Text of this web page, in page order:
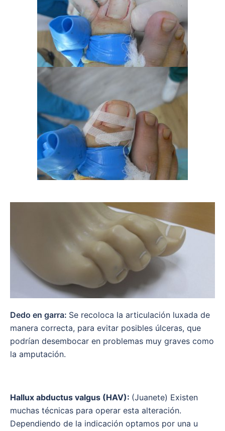
Dedo en garra: Se recoloca la articulación luxada de
manera correcta, para evitar posibles úlceras, que
podrían desembocar en problemas muy graves como
la amputación.
Hallux abductus valgus (HAV): (Juanete) Existen
muchas técnicas para operar esta alteración.
Dependiendo de la indicación optamos por una u